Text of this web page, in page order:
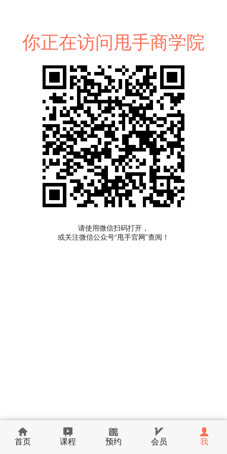
你正在访问甩手商学院
请使用微信扫码打开，
或关注微信公众号“甩手官网”查阅！
首页 课程 预约 会员 我